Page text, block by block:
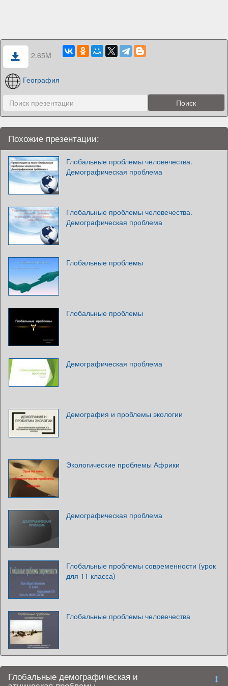
2.65M
География
Похожие презентации:
Глобальные проблемы человечества.
Демографическая проблема
Глобальные проблемы человечества.
Демографическая проблема
Глобальные проблемы
Глобальные проблемы
Демографическая проблема
Демография и проблемы экологии
Экологические проблемы Африки
Демографическая проблема
Глобальные проблемы современности (урок
для 11 класса)
Глобальные проблемы человечества
Глобальные демографическая и